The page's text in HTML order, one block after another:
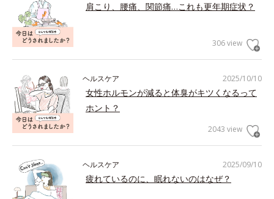
肩こり、腰痛、関節痛…これも更年期症状？
306 view
2025/10/10
ヘルスケア
女性ホルモンが減ると体臭がキツくなるって
ホント？
2043 view
2025/09/10
ヘルスケア
疲れているのに、眠れないのはなぜ？